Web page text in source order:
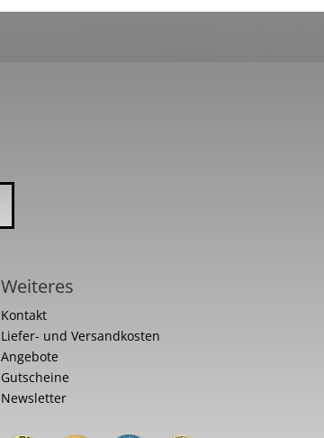
Weiteres
Kontakt
Liefer- und Versandkosten
Angebote
Gutscheine
Newsletter